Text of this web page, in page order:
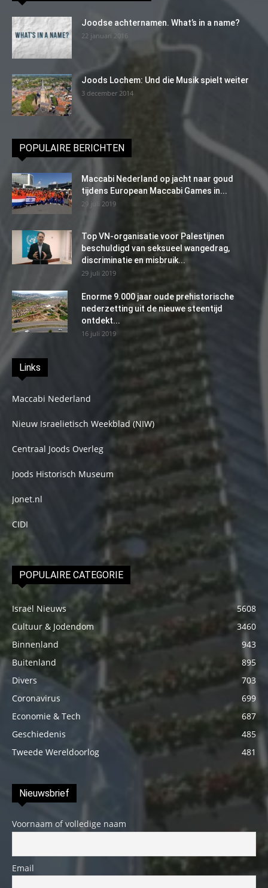
Joodse achternamen. What’s in a name?
22 januari 2016
Joods Lochem: Und die Musik spielt weiter
3 december 2014
POPULAIRE BERICHTEN
Maccabi Nederland op jacht naar goud
tijdens European Maccabi Games in...
29 juli 2019
Top VN-organisatie voor Palestijnen
beschuldigd van seksueel wangedrag,
discriminatie en misbruik...
29 juli 2019
Enorme 9.000 jaar oude prehistorische
nederzetting uit de nieuwe steentijd
ontdekt...
16 juli 2019
Links
Maccabi Nederland
Nieuw Israelietisch Weekblad (NIW)
Centraal Joods Overleg
Joods Historisch Museum
Jonet.nl
CIDI
POPULAIRE CATEGORIE
Israël Nieuws
5608
Cultuur & Jodendom
3460
Binnenland
943
Buitenland
895
Divers
703
Coronavirus
699
Economie & Tech
687
Geschiedenis
485
Tweede Wereldoorlog
481
Nieuwsbrief
Voornaam of volledige naam
Email